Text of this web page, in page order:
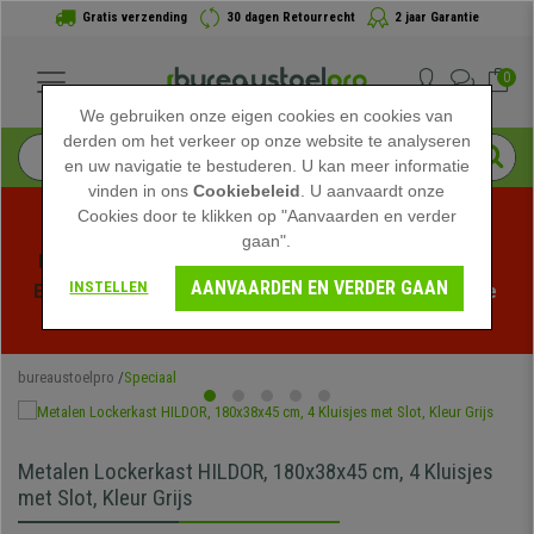
Gratis verzending 30 dagen Retourrecht 2 jaar Garantie
0
Profiteer van de Zomeruitverkoop bij bureaustoelpro!
Exclusieve kortingen voor een beperkte tijd - Bekijk de
bureaustoelpro Speciaal
Metalen Lockerkast HILDOR, 180x38x45 cm, 4 Kluisjes
met Slot, Kleur Grijs
We gebruiken onze eigen cookies en cookies van
derden om het verkeer op onze website te analyseren
en uw navigatie te bestuderen. U kan meer informatie
vinden in onsCookiebeleid . U aanvaardt onze
Cookies door te klikken op "Aanvaarden en verder
gaan".
INSTELLEN AANVAARDEN EN VERDER GAAN